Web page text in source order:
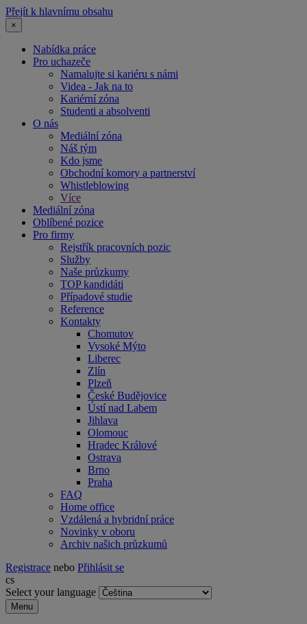
Přejít k hlavnímu obsahu
×
Nabídka práce
Pro uchazeče
Namalujte si kariéru s námi
Videa - Jak na to
Kariérní zóna
Studenti a absolventi
O nás
Mediální zóna
Náš tým
Kdo jsme
Obchodní komory a partnerství
Whistleblowing
Více
Mediální zóna
Oblíbené pozice
Pro firmy
Rejstřík pracovních pozic
Služby
Naše průzkumy
TOP kandidáti
Případové studie
Reference
Kontakty
Chomutov
Vysoké Mýto
Liberec
Zlín
Plzeň
České Budějovice
Ústí nad Labem
Jihlava
Olomouc
Hradec Králové
Ostrava
Brno
Praha
FAQ
Home office
Vzdálená a hybridní práce
Novinky v oboru
Archiv našich průzkumů
Registrace nebo Přihlásit se
cs
Select your language
Menu